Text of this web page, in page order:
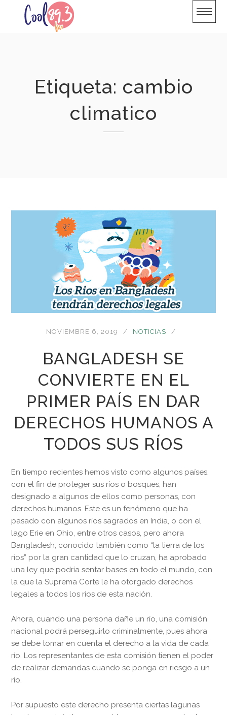
Etiqueta: cambio
climatico
NOVIEMBRE 6, 2019 NOTICIAS
BANGLADESH SE
CONVIERTE EN EL
PRIMER PAÍS EN DAR
DERECHOS HUMANOS A
TODOS SUS RÍOS
En tiempo recientes hemos visto como algunos países,
con el fin de proteger sus ríos o bosques, han
designado a algunos de ellos como personas, con
derechos humanos. Este es un fenómeno que ha
pasado con algunos ríos sagrados en India, o con el
lago Erie en Ohio, entre otros casos, pero ahora
Bangladesh, conocido también como “la tierra de los
ríos” por la gran cantidad que lo cruzan, ha aprobado
una ley que podría sentar bases en todo el mundo, con
la que la Suprema Corte le ha otorgado derechos
legales a todos los ríos de esta nación.
Ahora, cuando una persona dañe un río, una comisión
nacional podrá perseguirlo criminalmente, pues ahora
se debe tomar en cuenta el derecho a la vida de cada
río. Los representantes de esta comisión tienen el poder
de realizar demandas cuando se ponga en riesgo a un
río.
Por supuesto este derecho presenta ciertas lagunas